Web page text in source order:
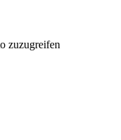
zuzugreifen